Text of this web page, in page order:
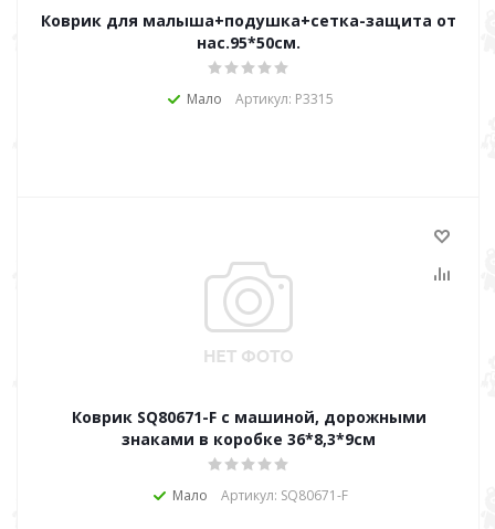
Коврик для малыша+подушка+сетка-защита от
нас.95*50см.
Мало Артикул: Р3315
Коврик SQ80671-F с машиной, дорожными
знаками в коробке 36*8,3*9см
Мало Артикул: SQ80671-F